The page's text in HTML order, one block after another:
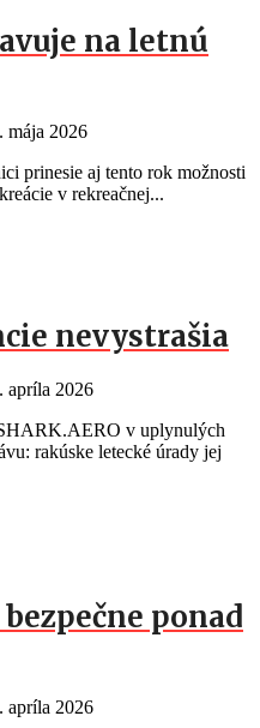
na letnú
mája 2026
prinesie aj tento rok možnosti
v rekreačnej...
nevystrašia
apríla 2026
v uplynulých
rakúske letecké úrady jej
ponad
apríla 2026